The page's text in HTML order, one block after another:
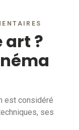
art ?
est considéré
ses